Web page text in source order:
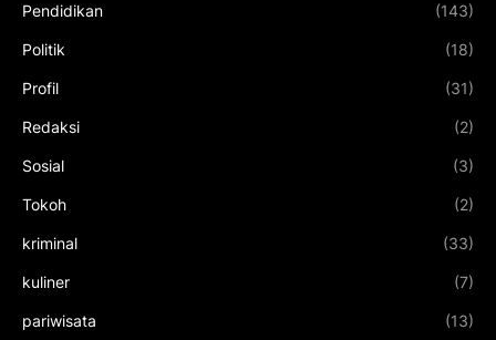
Pendidikan (143)
Politik (18)
Profil (31)
Redaksi (2)
Sosial (3)
Tokoh (2)
kriminal (33)
kuliner (7)
pariwisata (13)